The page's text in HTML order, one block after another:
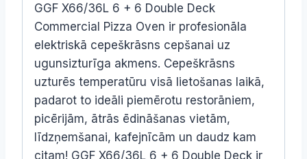
GGF X66/36L 6 + 6 Double Deck
Commercial Pizza Oven ir profesionāla
elektriskā cepeškrāsns cepšanai uz
ugunsizturīga akmens. Cepeškrāsns
uzturēs temperatūru visā lietošanas laikā,
padarot to ideāli piemērotu restorāniem,
picērijām, ātrās ēdināšanas vietām,
līdzņemšanai, kafejnīcām un daudz kam
citam! GGF X66/36L 6 + 6 Double Deck ir